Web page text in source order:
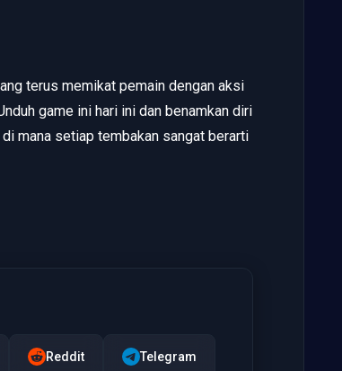
terus memikat pemain dengan aksi
game ini hari ini dan benamkan diri
mana setiap tembakan sangat berarti
Reddit Telegram